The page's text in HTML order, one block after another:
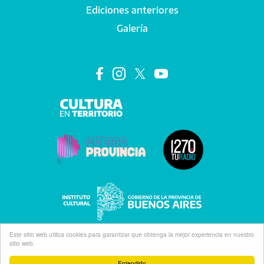
Este sitio web utiliza cookies para garantizar que obtenga la mejor experiencia en nuestro
sitio web.
Ediciones anteriores
Galería